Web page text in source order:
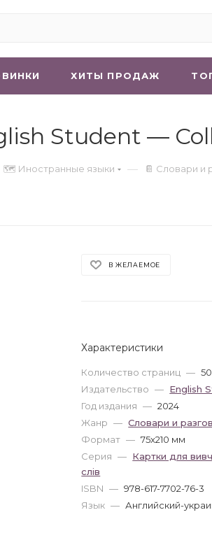
ХИТЫ ПРОДАЖ
Student —
🗺 Иностранные языки — 📔 Словари и
В ЖЕЛАЕМОЕ
Характеристики
Количество страниц —
Издательство — English
Год издания — 2024
Жанр — Словари и
Формат — 75x210 мм
Серия — Картки для
слів
ISBN — 978-617-7702-76-3
Язык — Английский-